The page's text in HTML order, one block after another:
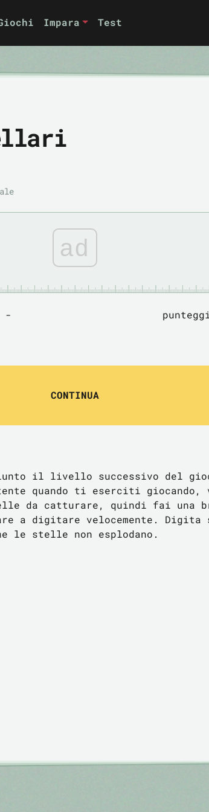
Impara Test
ad
-
CONTINUA
il livello successivo del
quando ti eserciti giocando,
da catturare, quindi fai una
a digitare velocemente. Digita
le stelle non esplodano.